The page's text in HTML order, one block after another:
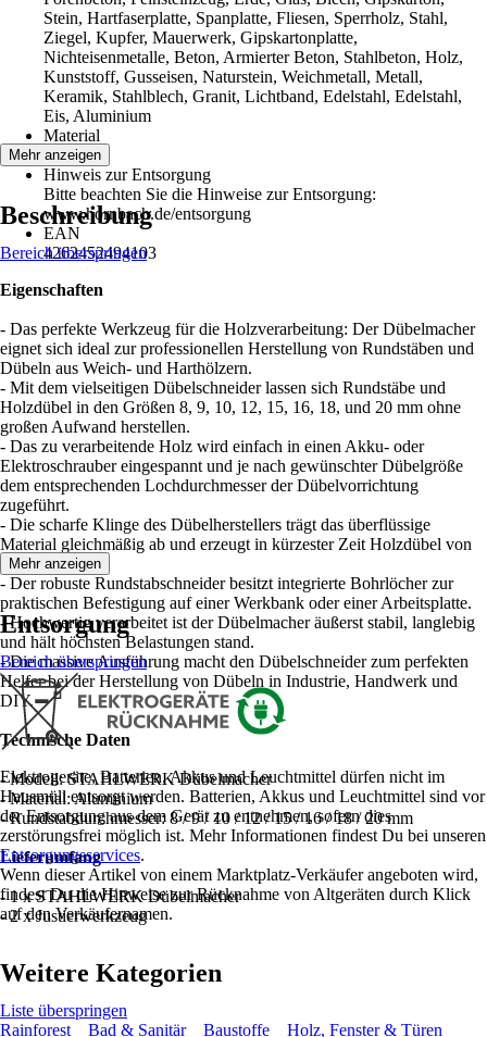
Stein, Hartfaserplatte, Spanplatte, Fliesen, Sperrholz, Stahl,
Ziegel, Kupfer, Mauerwerk, Gipskartonplatte,
Nichteisenmetalle, Beton, Armierter Beton, Stahlbeton, Holz,
Kunststoff, Gusseisen, Naturstein, Weichmetall, Metall,
Keramik, Stahlblech, Granit, Lichtband, Edelstahl, Edelstahl,
Eis, Aluminium
Material
Stahl
Hinweis zur Entsorgung
Bitte beachten Sie die Hinweise zur Entsorgung:
www.hornbach.de/entsorgung
EAN
4262452494103
Mehr anzeigen
Beschreibung
Bereich überspringen
Eigenschaften
- Das perfekte Werkzeug für die Holzverarbeitung: Der Dübelmacher
eignet sich ideal zur professionellen Herstellung von Rundstäben und
Dübeln aus Weich- und Harthölzern.
- Mit dem vielseitigen Dübelschneider lassen sich Rundstäbe und
Holzdübel in den Größen 8, 9, 10, 12, 15, 16, 18, und 20 mm ohne
großen Aufwand herstellen.
- Das zu verarbeitende Holz wird einfach in einen Akku- oder
Elektroschrauber eingespannt und je nach gewünschter Dübelgröße
dem entsprechenden Lochdurchmesser der Dübelvorrichtung
zugeführt.
- Die scharfe Klinge des Dübelherstellers trägt das überflüssige
Material gleichmäßig ab und erzeugt in kürzester Zeit Holzdübel von
hoher Qualität.
- Der robuste Rundstabschneider besitzt integrierte Bohrlöcher zur
praktischen Befestigung auf einer Werkbank oder einer Arbeitsplatte.
- Hochwertig verarbeitet ist der Dübelmacher äußerst stabil, langlebig
und hält höchsten Belastungen stand.
- Die massive Ausführung macht den Dübelschneider zum perfekten
Helfer bei der Herstellung von Dübeln in Industrie, Handwerk und
DIY.
Technische Daten
- Modell: STAHLWERK Dübelmacher
- Material: Aluminium
- Rundstabdurchmesser: 8 / 9 / 10 / 12 / 15 / 16 / 18 / 20 mm
Lieferumfang
- 1 x STAHLWERK Dübelmacher
- 2 x Justierwerkzeug
Mehr anzeigen
Entsorgung
Bereich überspringen
Elektrogeräte, Batterien, Akkus und Leuchtmittel dürfen nicht im
Hausmüll entsorgt werden. Batterien, Akkus und Leuchtmittel sind vor
der Entsorgung aus dem Gerät zu entnehmen, sofern dies
zerstörungsfrei möglich ist. Mehr Informationen findest Du bei unseren
Entsorgungsservices.
Wenn dieser Artikel von einem Marktplatz-Verkäufer angeboten wird,
findest Du die Hinweise zur Rücknahme von Altgeräten durch Klick
auf den Verkäufernamen.
Weitere Kategorien
Liste überspringen
Rainforest
Bad & Sanitär Baustoffe Holz, Fenster & Türen